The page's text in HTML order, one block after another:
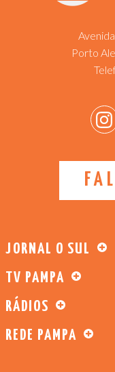
Porto
JORNAL O SUL
TV PAMPA
RÁDIOS
REDE PAMPA